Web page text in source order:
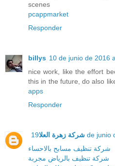
scenes
pcappmarket
Responder
billys 10 de junio de 2016
nice work, like the effort
this in the future, do also
apps
Responder
شركة زهرة العلا 19 de
شركة تنظيف مسابح بالاحساء
شركة تنظيف بالرياض مجربة